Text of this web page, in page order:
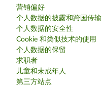
营销偏好
个人数据的披露和跨国传输
个人数据的安全性
Cookie 和类似技术的使用
个人数据的保留
求职者
儿童和未成年人
第三方站点